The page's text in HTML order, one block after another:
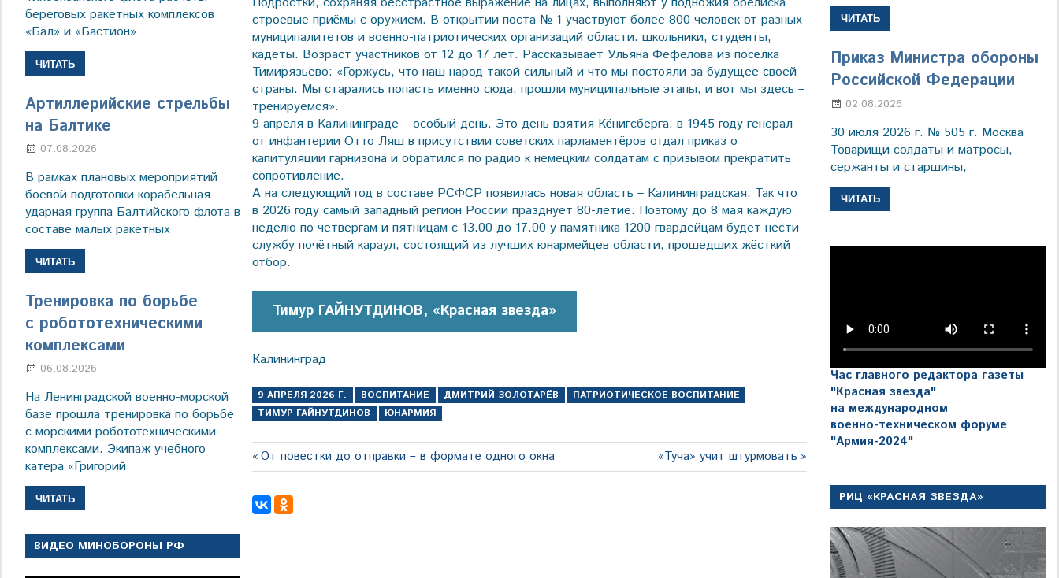
строевые приёмы с оружием. В открытии поста № 1 участвуют более 800 человек от разных
муниципалитетов и военно-патриотических организаций области: школьники, студенты,
кадеты. Возраст участников от 12 до 17 лет. Рассказывает Ульяна Фефелова из посёлка
Тимирязьево: «Горжусь, что наш народ такой сильный и что мы постояли за будущее своей
страны. Мы старались попасть именно сюда, прошли муниципальные этапы, и вот мы здесь –
тренируемся».
9 апреля в Калининграде – особый день. Это день взятия Кёнигсберга: в 1945 году генерал
от инфантерии Отто Ляш в присутствии советских парламентёров отдал приказ о
капитуляции гарнизона и обратился по радио к немецким солдатам с призывом прекратить
сопротивление.
А на следующий год в составе РСФСР появилась новая область – Калининградская. Так что
в 2026 году самый западный регион России празднует 80-летие. Поэтому до 8 мая каждую
неделю по четвергам и пятницам с 13.00 до 17.00 у памятника 1200 гвардейцам будет нести
службу почётный караул, состоящий из лучших юнармейцев области, прошедших жёсткий
отбор.
Тимур ГАЙНУТДИНОВ, «Красная звезда»
Калининград
9 АПРЕЛЯ 2026 Г. ВОСПИТАНИЕ ДМИТРИЙ ЗОЛОТАРЁВ
ПАТРИОТИЧЕСКОЕ ВОСПИТАНИЕ
ТИМУР ГАЙНУТДИНОВ
ЮНАРМИЯ
Навигация
записям
Предыдущая
запись:
От повестки до отправки – в формате одного окна
Следующая
запись:
«Туча» учит штурмовать
береговых ракетных комплексов
«Бал» и «Бастион»
ЧИТАТЬ
Артиллерийские стрельбы
на Балтике
07.08.2026
В рамках плановых мероприятий
боевой подготовки корабельная
ударная группа Балтийского флота в
составе малых ракетных
ЧИТАТЬ
Тренировка по борьбе
с робототехническими
комплексами
06.08.2026
На Ленинградской военно-морской
базе прошла тренировка по борьбе
с морскими робототехническими
комплексами. Экипаж учебного
катера «Григорий
ЧИТАТЬ
ВИДЕО МИНОБОРОНЫ РФ
ЧИТАТЬ
Приказ Министра обороны
Российской Федерации
02.08.2026
30 июля 2026 г. № 505 г. Москва
Товарищи солдаты и матросы,
сержанты и старшины,
ЧИТАТЬ
Час главного редактора газеты
"Красная звезда"
на международном
военно-техническом форуме
"Армия-2024"
РИЦ «КРАСНАЯ ЗВЕЗДА»